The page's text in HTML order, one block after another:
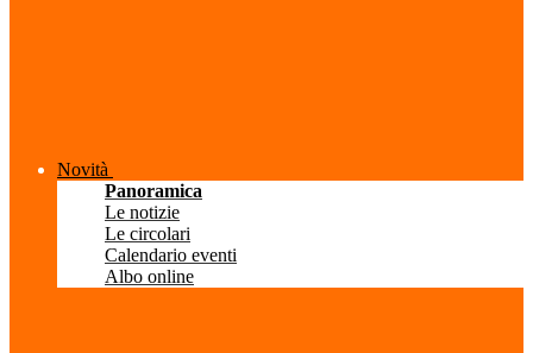
Novità
Panoramica
Le notizie
Le circolari
Calendario eventi
Albo online